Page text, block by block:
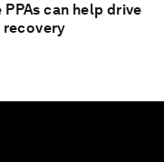
can help drive
recovery